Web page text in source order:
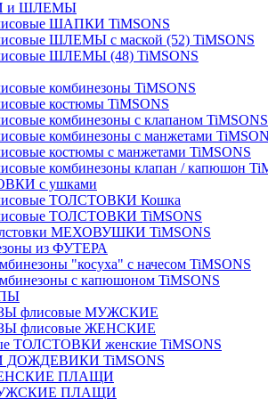
и ШЛЕМЫ
ШАПКИ TiMSONS
ШЛЕМЫ с маской (52) TiMSONS
ШЛЕМЫ (48) TiMSONS
комбинезоны TiMSONS
костюмы TiMSONS
комбинезоны с клапаном TiMSONS
комбинезоны с манжетами
костюмы с манжетами TiMSONS
комбинезоны клапан / капюшон
с ушками
ТОЛСТОВКИ Кошка
ТОЛСТОВКИ TiMSONS
МЕХОВУШКИ TiMSONS
из ФУТЕРА
"косуха" с начесом TiMSONS
с капюшоном TiMSONS
флисовые МУЖСКИЕ
флисовые ЖЕНСКИЕ
ТОЛСТОВКИ женские TiMSONS
TiMSONS
ПЛАЩИ
ПЛАЩИ